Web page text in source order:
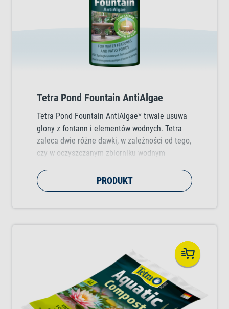
Tetra Pond Fountain AntiAlgae
Tetra Pond Fountain AntiAlgae* trwale usuwa
glony z fontann i elementów wodnych. Tetra
zaleca dwie różne dawki, w zależności od tego,
czy w oczyszczanym zbiorniku wodnym
PRODUKT